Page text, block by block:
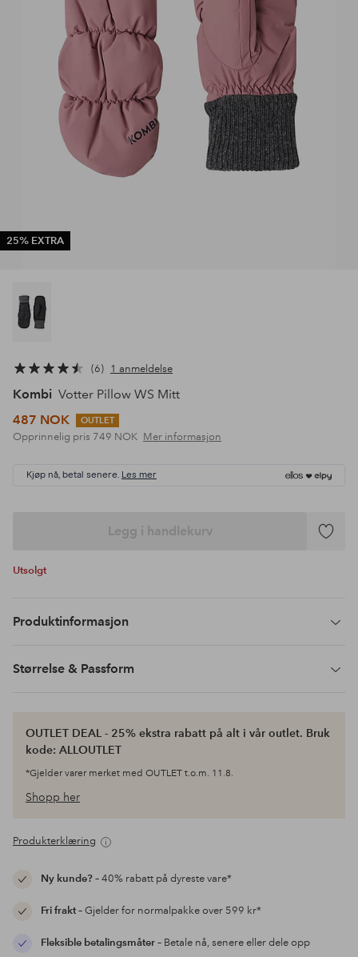
25% EXTRA
6 1 anmeldelse
Kombi Votter Pillow WS Mitt
487 NOK
OUTLET
Opprinnelig pris 749 NOK Mer informasjon
Kjøp nå, betal senere. Les mer
Legg i handlekurv
Legg
Utsolgt
Produktinformasjon
Størrelse & Passform
OUTLET DEAL - 25% ekstra rabatt på alt i vår outlet. Bruk
kode: ALLOUTLET
*Gjelder varer merket med OUTLET t.o.m. 11.8.
Shopp her
Produkterklæring
Ny kunde?– 40% rabatt på dyreste vare*
Fri frakt– Gjelder for normalpakke over 599 kr*
Fleksible betalingsmåter– Betale nå, senere eller dele opp